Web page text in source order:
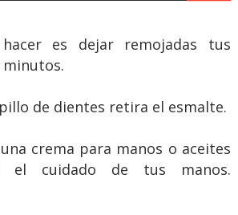
es dejar remojadas tus
de dientes retira el esmalte.
crema para manos o aceites
el cuidado de tus manos.